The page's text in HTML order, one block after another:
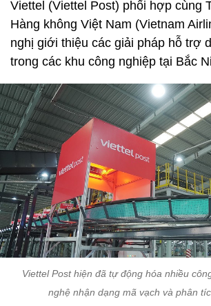
Viettel (Viettel Post) phối hợp cùng
Hàng không Việt Nam (Vietnam
nghị giới thiệu các giải pháp hỗ trợ
trong các khu công nghiệp tại Bắc
Viettel Post hiện đã tự động hóa nhiều
nghệ nhận dạng mã vạch và phân